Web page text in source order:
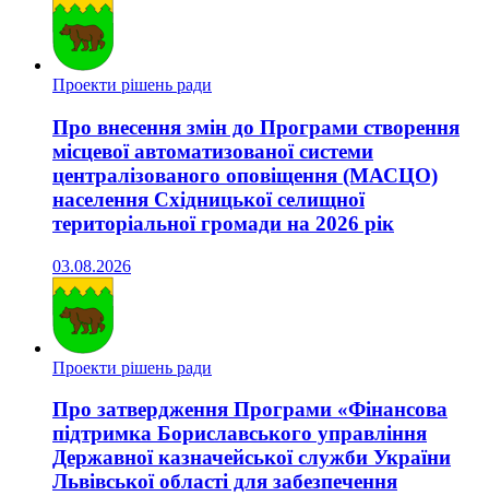
Проекти рішень ради
Про внесення змін до Програми створення
місцевої автоматизованої системи
централізованого оповіщення (МАСЦО)
населення Східницької селищної
територіальної громади на 2026 рік
03.08.2026
Проекти рішень ради
Про затвердження Програми «Фінансова
підтримка Бориславського управління
Державної казначейської служби України
Львівської області для забезпечення